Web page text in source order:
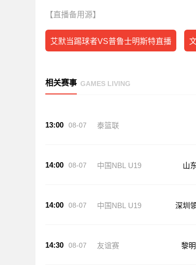
【直播备用源】
艾默当踢球者VS普鲁士明斯特直播
相关赛事 GAMES LIVING
13:00 08-07 泰篮联
14:00 08-07 中国NBL U19 山
14:00 08-07 中国NBL U19 深圳
14:30 08-07 友谊赛 黎